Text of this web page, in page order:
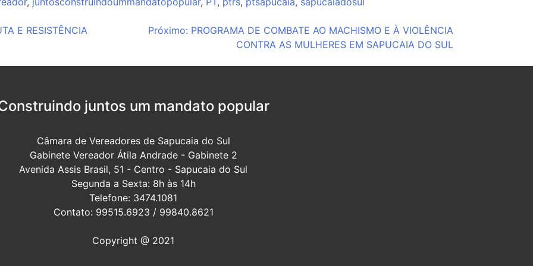
E RESISTÊNCIA Próximo: PROGRAMA DE COMBATE AO MACHISMO E À VIOLÊNCIA
CONTRA AS MULHERES EM SAPUCAIA DO SUL
juntos um mandato popular
Câmara de Vereadores de Sapucaia do Sul
Gabinete Vereador Átila Andrade - Gabinete 2
Avenida Assis Brasil, 51 - Centro - Sapucaia do Sul
Segunda a Sexta: 8h às 14h
Telefone: 3474.1081
Contato: 99515.6923 / 99840.8621
Copyright @ 2021